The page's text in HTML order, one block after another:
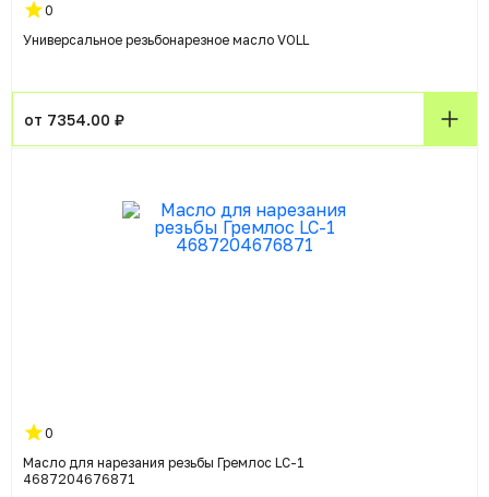
0
Универсальное резьбонарезное масло VOLL
от 7354.00 ₽
0
Масло для нарезания резьбы Гремлос LC-1
4687204676871